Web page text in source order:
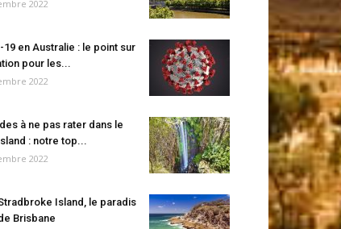
2022
19 en Australie : le point sur
pour les...
2022
à ne pas rater dans le
: notre top...
2022
Island, le paradis
Brisbane